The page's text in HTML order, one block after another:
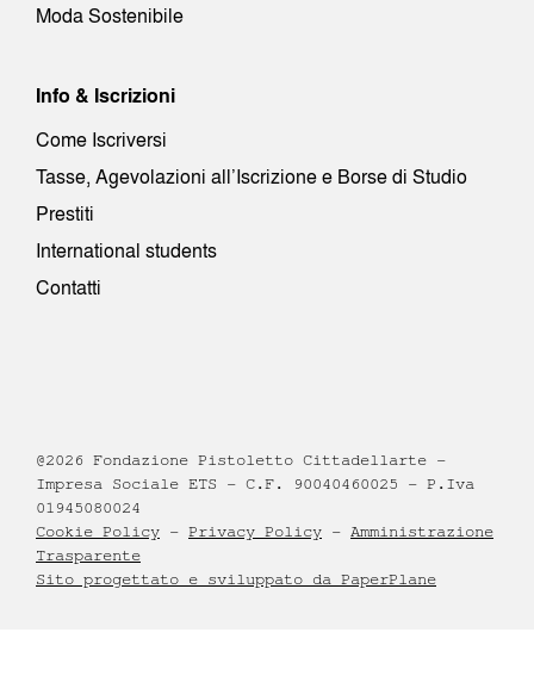
Moda Sostenibile
Info & Iscrizioni
Come Iscriversi
Tasse, Agevolazioni all’Iscrizione e Borse di Studio
Prestiti
International students
Contatti
@2026 Fondazione Pistoletto Cittadellarte –
Impresa Sociale ETS – C.F. 90040460025 – P.Iva
01945080024
Cookie Policy – Privacy Policy – Amministrazione
Trasparente
Sito progettato e sviluppato da PaperPlane